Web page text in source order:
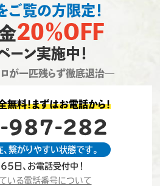
ご覧の方限定！
20％OFF
ーン実施中！
が一匹残らず徹底退治―
無料！まずはお電話から！
987-282
繋がりやすい状態です。
日、お電話受付中！
いる電話番号について